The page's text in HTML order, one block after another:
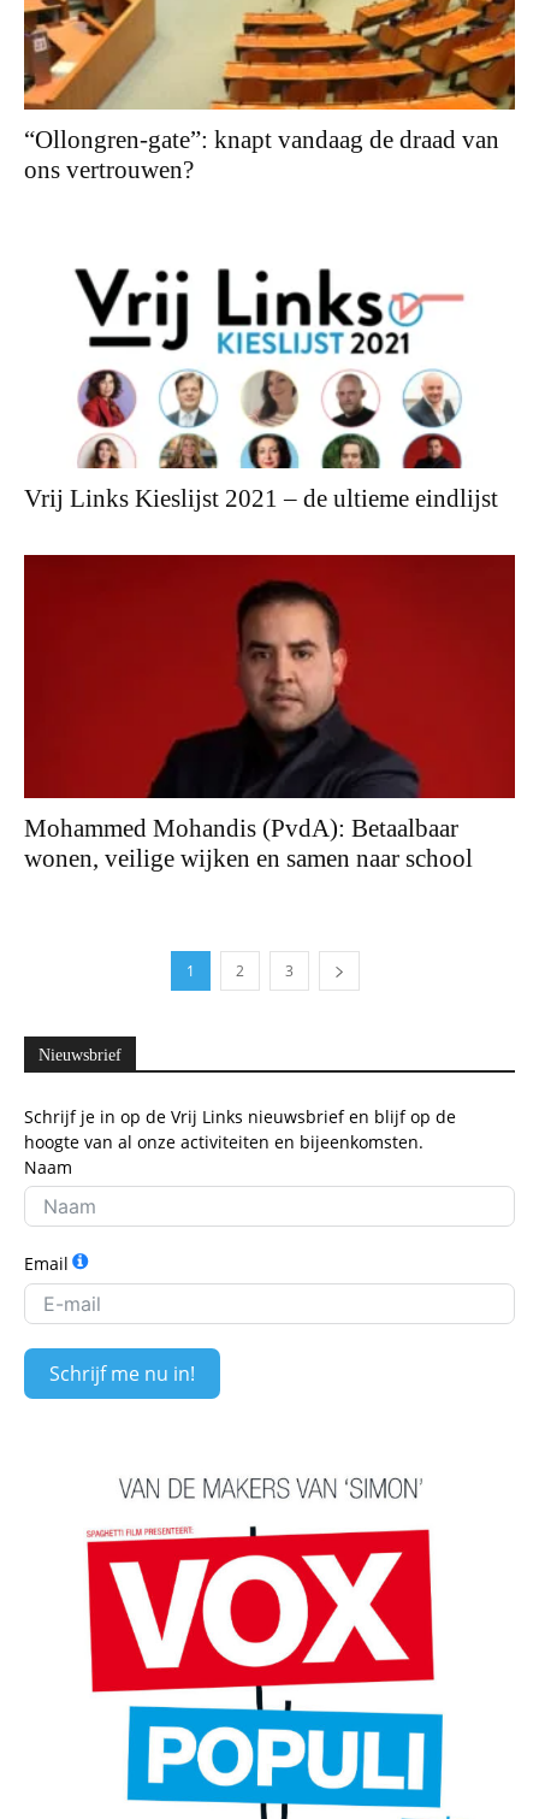
“Ollongren-gate”: knapt vandaag de draad van
ons vertrouwen?
Vrij Links Kieslijst 2021 – de ultieme eindlijst
Mohammed Mohandis (PvdA): Betaalbaar
wonen, veilige wijken en samen naar school
1 2 3
Nieuwsbrief
Schrijf je in op de Vrij Links nieuwsbrief en blijf op de
hoogte van al onze activiteiten en bijeenkomsten.
Naam
Email
Schrijf me nu in!